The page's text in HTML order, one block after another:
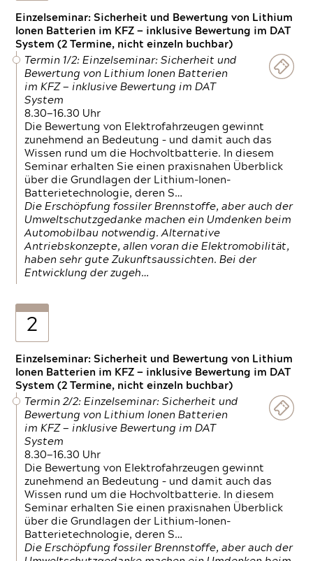
Einzelseminar: Sicherheit und Bewertung von Lithium
Ionen Batterien im KFZ — inklusive Bewertung im DAT
System (2 Termine, nicht einzeln buchbar)
Termin 1/2: Einzelseminar: Sicherheit und
Bewertung von Lithium Ionen Batterien
im KFZ — inklusive Bewertung im DAT
System
8.30—16.30 Uhr
Die Bewertung von Elektrofahrzeugen gewinnt
zunehmend an Bedeutung – und damit auch das
Wissen rund um die Hochvoltbatterie. In diesem
Seminar erhalten Sie einen praxisnahen Überblick
über die Grundlagen der Lithium-Ionen-
Batterietechnologie, deren S…
Die Erschöpfung fossiler Brennstoffe, aber auch der
Umweltschutzgedanke machen ein Umdenken beim
Automobilbau notwendig. Alternative
Antriebskonzepte, allen voran die Elektromobilität,
haben sehr gute Zukunftsaussichten. Bei der
Entwicklung der zugeh…
2
Einzelseminar: Sicherheit und Bewertung von Lithium
Ionen Batterien im KFZ — inklusive Bewertung im DAT
System (2 Termine, nicht einzeln buchbar)
Termin 2/2: Einzelseminar: Sicherheit und
Bewertung von Lithium Ionen Batterien
im KFZ — inklusive Bewertung im DAT
System
8.30—16.30 Uhr
Die Bewertung von Elektrofahrzeugen gewinnt
zunehmend an Bedeutung – und damit auch das
Wissen rund um die Hochvoltbatterie. In diesem
Seminar erhalten Sie einen praxisnahen Überblick
über die Grundlagen der Lithium-Ionen-
Batterietechnologie, deren S…
Die Erschöpfung fossiler Brennstoffe, aber auch der